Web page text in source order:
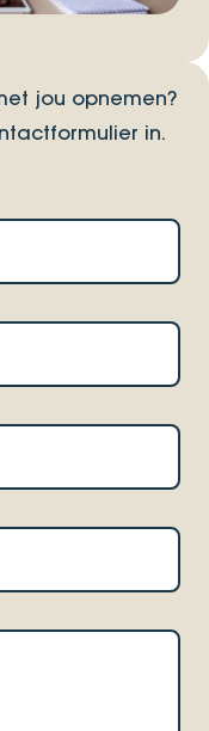
jou opnemen?
in.